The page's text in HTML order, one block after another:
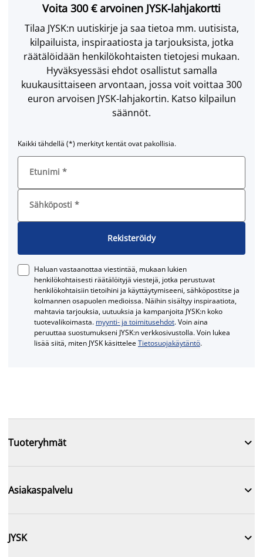
Voita 300 € arvoinen JYSK-lahjakortti
Tilaa JYSK:n uutiskirje ja saa tietoa mm. uutisista,
kilpailuista, inspiraatiosta ja tarjouksista, jotka
räätälöidään henkilökohtaisten tietojesi mukaan.
Hyväksyessäsi ehdot osallistut samalla
kuukausittaiseen arvontaan, jossa voit voittaa 300
euron arvoisen JYSK-lahjakortin. Katso kilpailun
säännöt.
Kaikki tähdellä (*) merkityt kentät ovat pakollisia.
Etunimi *
Sähköposti *
Rekisteröidy
Haluan vastaanottaa viestintää, mukaan lukien
henkilökohtaisesti räätälöityjä viestejä, jotka perustuvat
henkilökohtaisiin tietoihini ja käyttäytymiseeni, sähköpostitse ja
kolmannen osapuolen medioissa. Näihin sisältyy inspiraatiota,
mahtavia tarjouksia, uutuuksia ja kampanjoita JYSK:n koko
tuotevalikoimasta. myynti- ja toimitusehdot. Voin aina
peruuttaa suostumukseni JYSK:n verkkosivustolla. Voin lukea
lisää siitä, miten JYSK käsitteleeTietosuojakäytäntö.
Tuoteryhmät 
Asiakaspalvelu 
JYSK 